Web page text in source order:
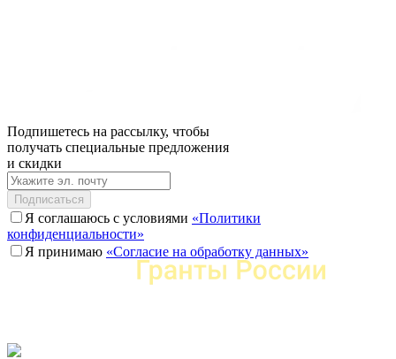
Подпишетесь на рассылку, чтобы
получать специальные предложения
и скидки
Подписаться
Я соглашаюсь с условиями «Политики
конфиденциальности»
Я принимаю «Согласие на обработку данных»